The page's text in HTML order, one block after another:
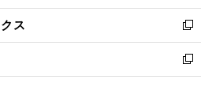
開
く
ウ
で
開
く
ン
ド
ウ
で
開
ウ
ィ
ン
ド
ウ
し
い
ウ
ィ
ン
ス
新
し
い
ウ
新
し